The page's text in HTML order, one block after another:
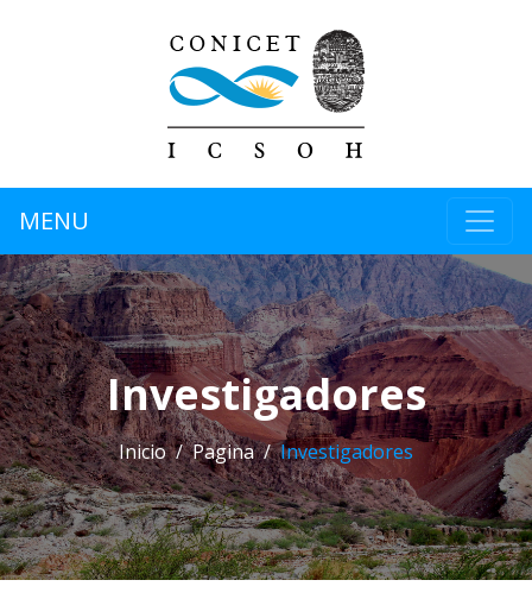
MENU
Investigadores
Inicio Pagina Investigadores